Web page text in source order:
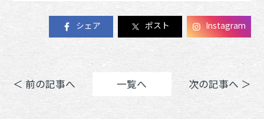
シェア ポスト Instagram
＜ 前の記事へ 一覧へ 次の記事へ ＞